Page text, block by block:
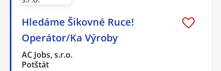
Hledáme Šikovné Ruce!
Operátor/Ka Výroby
AC Jobs, s.r.o.
Potštát